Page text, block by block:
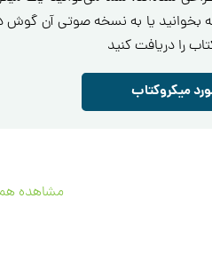
۵۰ دقیقه بخوانید یا به نسخه صوتی آن
را دریافت کنید
میکروکتاب
مشاهده